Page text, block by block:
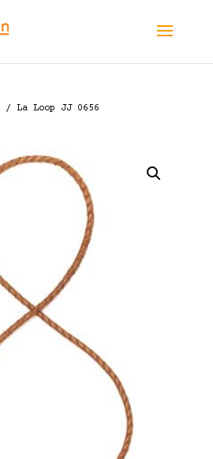
/ La Loop JJ 0656